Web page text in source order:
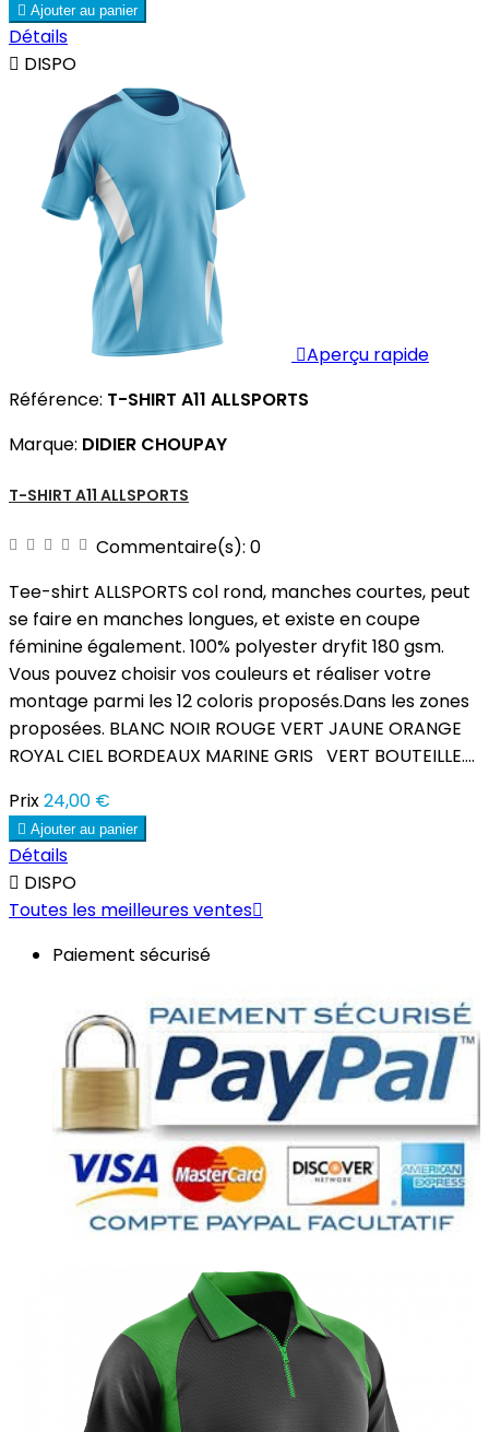
 Ajouter au panier
Détails
 DISPO
Aperçu rapide
Référence: T-SHIRT A11 ALLSPORTS
Marque: DIDIER CHOUPAY
T-SHIRT A11 ALLSPORTS
Commentaire(s): 0
Tee-shirt ALLSPORTS col rond, manches courtes, peut
se faire en manches longues, et existe en coupe
féminine également. 100% polyester dryfit 180 gsm.
Vous pouvez choisir vos couleurs et réaliser votre
montage parmi les 12 coloris proposés.Dans les zones
proposées. BLANC NOIR ROUGE VERT JAUNE ORANGE
ROYAL CIEL BORDEAUX MARINE GRIS VERT BOUTEILLE....
Prix24,00 €
 Ajouter au panier
Détails
 DISPO
Toutes les meilleures ventes
Paiement sécurisé